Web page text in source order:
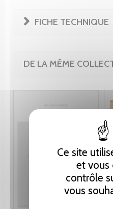
Ce site
et vous
contrôle
vous
FICHE TECHNIQUE
DE LA MÊME